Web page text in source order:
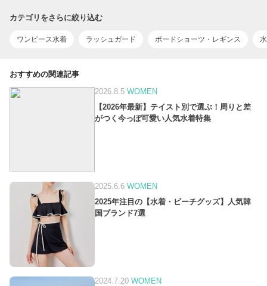
カテゴリをさらに絞り込む
ワンピース水着 ラッシュガード ボードショーツ・レギンス
おすすめの関連記事
2026.8.5 WOMEN
【2026年最新】テイスト別で選ぶ！周りと差
がつく今っぽ可愛い人気水着特集
2025.6.6 WOMEN
2025年注目の【水着・ビーチグッズ】人気韓
国ブランド7選
2024.7.20 WOMEN